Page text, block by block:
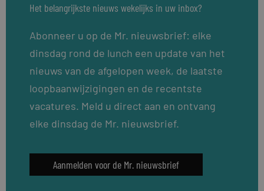
Het belangrijkste nieuws wekelijks in uw inbox?
Abonneer u op de Mr. nieuwsbrief: elke
dinsdag rond de lunch een update van het
nieuws van de afgelopen week, de laatste
loopbaanwijzigingen en de recentste
vacatures. Meld u direct aan en ontvang
elke dinsdag de Mr. nieuwsbrief.
Aanmelden voor de Mr. nieuwsbrief